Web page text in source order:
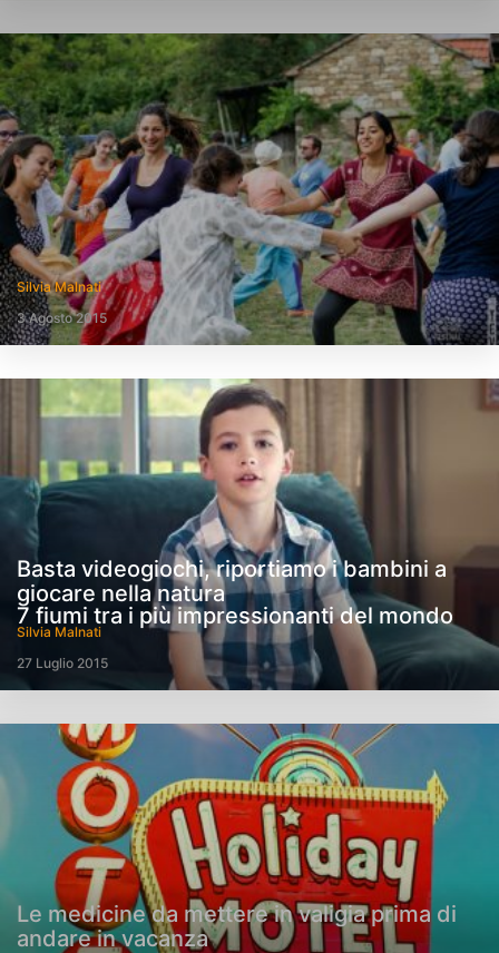
Silvia Malnati
3 Agosto 2015
Basta videogiochi, riportiamo i bambini a
giocare nella natura
Silvia Malnati
27 Luglio 2015
Le medicine da mettere in valigia prima di
andare in vacanza
7 fiumi tra i più impressionanti del mondo